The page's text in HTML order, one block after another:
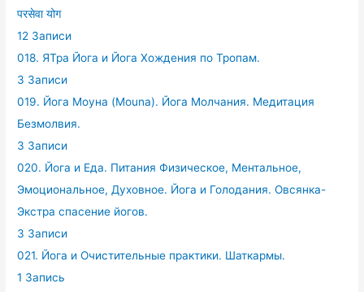
परसेवा योग
12 Записи
018. ЯТра Йога и Йога Хождения по Тропам.
3 Записи
019. Йога Моуна (Mouna). Йога Молчания. Медитация
Безмолвия.
3 Записи
020. Йога и Еда. Питания Физическое, Ментальное,
Эмоциональное, Духовное. Йога и Голодания. Овсянка-
Экстра спасение йогов.
3 Записи
021. Йога и Очистительные практики. Шаткармы.
1 Запись